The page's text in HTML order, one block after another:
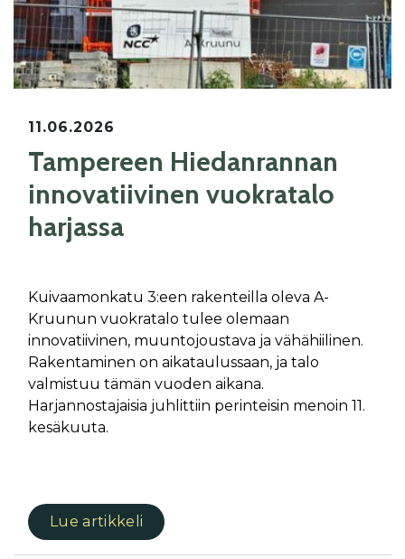
11.06.2026
Tampereen Hiedanrannan
innovatiivinen vuokratalo
harjassa
Kuivaamonkatu 3:een rakenteilla oleva A-
Kruunun vuokratalo tulee olemaan
innovatiivinen, muuntojoustava ja vähähiilinen.
Rakentaminen on aikataulussaan, ja talo
valmistuu tämän vuoden aikana.
Harjannostajaisia juhlittiin perinteisin menoin 11.
kesäkuuta.
Lue artikkeli